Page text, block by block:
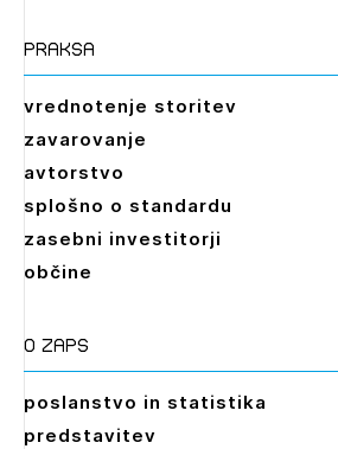
praksa
vrednotenje storitev
zavarovanje
avtorstvo
splošno o standardu
zasebni investitorji
občine
O zaps
poslanstvo in statistika
predstavitev